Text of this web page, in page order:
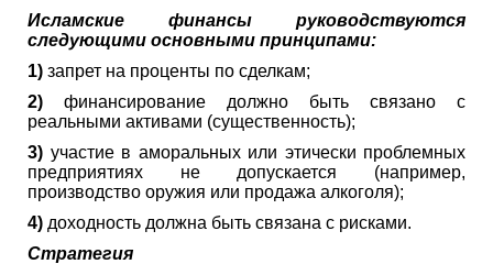
Исламские финансы руководствуются
следующими основными принципами:
1) запрет на проценты по сделкам;
2) финансирование должно быть связано с
реальными активами (существенность);
3) участие в аморальных или этически проблемных
предприятиях не допускается (например,
производство оружия или продажа алкоголя);
4) доходность должна быть связана с рисками.
Стратегия